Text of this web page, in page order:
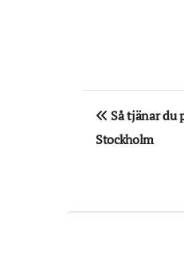
Så tjänar du
Stockholm